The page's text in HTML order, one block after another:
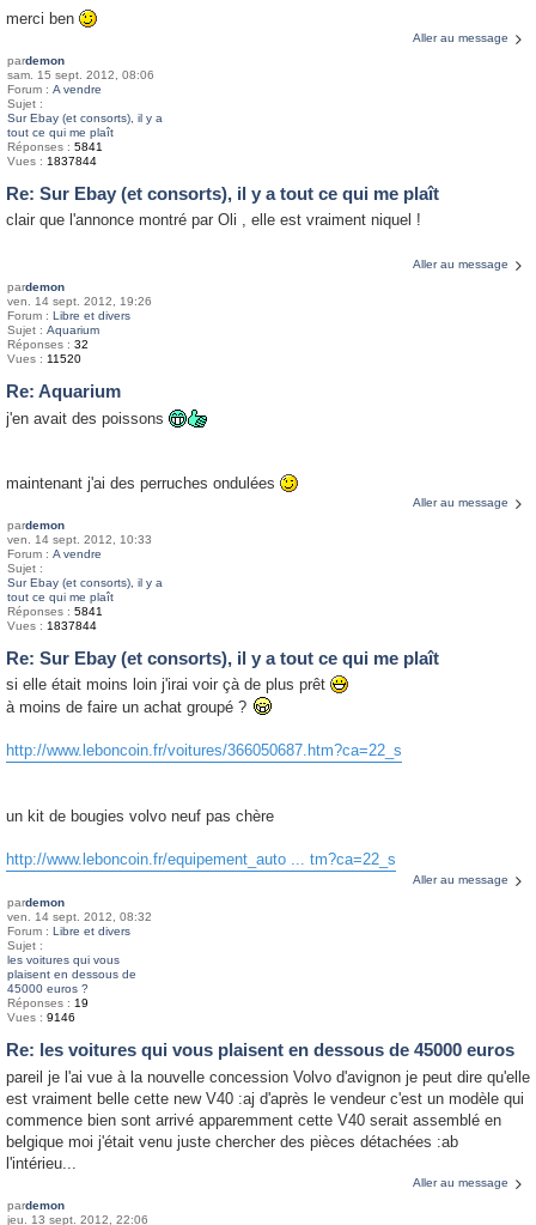
merci ben
Aller au message
pardemon
sam. 15 sept. 2012, 08:06
Forum : A vendre
Sujet :
Sur Ebay (et consorts), il y a
tout ce qui me plaît
Réponses : 5841
Vues : 1837844
Re: Sur Ebay (et consorts), il y a tout ce qui me plaît
clair que l'annonce montré par Oli , elle est vraiment niquel !
Aller au message
pardemon
ven. 14 sept. 2012, 19:26
Forum : Libre et divers
Sujet : Aquarium
Réponses : 32
Vues : 11520
Re: Aquarium
j'en avait des poissons
maintenant j'ai des perruches ondulées
Aller au message
pardemon
ven. 14 sept. 2012, 10:33
Forum : A vendre
Sujet :
Sur Ebay (et consorts), il y a
tout ce qui me plaît
Réponses : 5841
Vues : 1837844
Re: Sur Ebay (et consorts), il y a tout ce qui me plaît
si elle était moins loin j'irai voir çà de plus prêt
à moins de faire un achat groupé ?
http://www.leboncoin.fr/voitures/366050687.htm?ca=22_s
un kit de bougies volvo neuf pas chère
http://www.leboncoin.fr/equipement_auto ... tm?ca=22_s
Aller au message
pardemon
ven. 14 sept. 2012, 08:32
Forum : Libre et divers
Sujet :
les voitures qui vous
plaisent en dessous de
45000 euros ?
Réponses : 19
Vues : 9146
Re: les voitures qui vous plaisent en dessous de 45000 euros
pareil je l'ai vue à la nouvelle concession Volvo d'avignon je peut dire qu'elle
est vraiment belle cette new V40 :aj d'après le vendeur c'est un modèle qui
commence bien sont arrivé apparemment cette V40 serait assemblé en
belgique moi j'était venu juste chercher des pièces détachées :ab
l'intérieu...
Aller au message
pardemon
jeu. 13 sept. 2012, 22:06